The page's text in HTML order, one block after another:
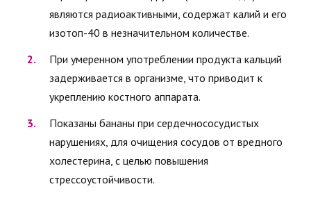
являются радиоактивными, содержат калий и его
изотоп-40 в незначительном количестве.
При умеренном употреблении продукта кальций
задерживается в организме, что приводит к
укреплению костного аппарата.
Показаны бананы при сердечнососудистых
нарушениях, для очищения сосудов от вредного
холестерина, с целью повышения
стрессоустойчивости.